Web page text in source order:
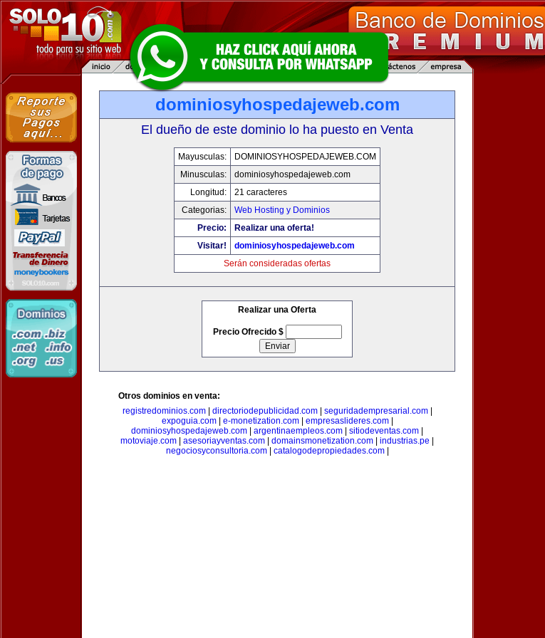
dominiosyhospedajeweb.com
El dueño de este dominio lo ha puesto en Venta
Mayusculas:
DOMINIOSYHOSPEDAJEWEB.COM
Minusculas:
dominiosyhospedajeweb.com
Longitud:
21 caracteres
Categorias:
Web Hosting y Dominios
Precio:
Realizar una oferta!
Visitar!
dominiosyhospedajeweb.com
Serán consideradas ofertas
Realizar una Oferta
Precio Ofrecido $
Otros dominios en venta:
registredominios.com| directoriodepublicidad.com| seguridadempresarial.com|
expoguia.com| e-monetization.com| empresaslideres.com|
dominiosyhospedajeweb.com
argentinaempleos.com sitiodeventas.com
motoviaje.com
asesoriayventas.com domainsmonetization.com industrias.pe
negociosyconsultoria.com| catalogodepropiedades.com|